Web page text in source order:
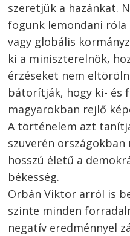
szeretjük a hazánkat.
fogunk lemondani
vagy globális
ki a miniszterelnök,
érzéseket nem
bátorítják, hogy ki- és
magyarokban rejlő
A történelem azt
szuverén országokban
hosszú életű a
békesség.
Orbán Viktor arról is
szinte minden
negatív eredménnyel